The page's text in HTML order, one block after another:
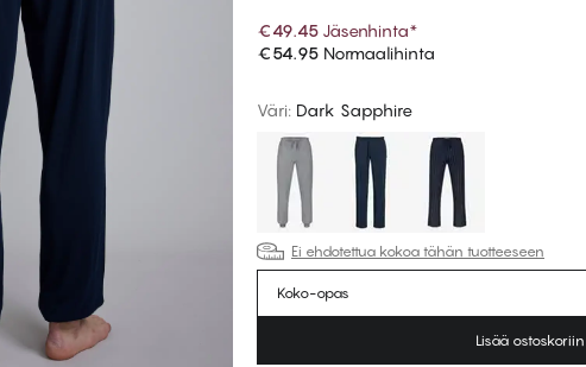
€49.45 Jäsenhinta*
€54.95 Normaalihinta
Väri: Dark Sapphire
Ei ehdotettua kokoa tähän tuotteeseen
Koko-opas
Lisää ostoskoriin